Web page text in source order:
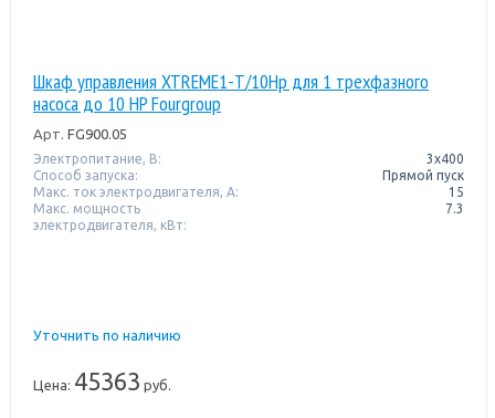
Шкаф управления XTREME1-T/10Hp для 1 трехфазного
насоса до 10 HP Fourgroup
Арт. FG900.05
Электропитание, В:
3х400
Способ запуска:
Прямой пуск
Макс. ток электродвигателя, А:
15
Макс. мощность
электродвигателя, кВт:
7.3
Уточнить по наличию
Цена: 45363 руб.